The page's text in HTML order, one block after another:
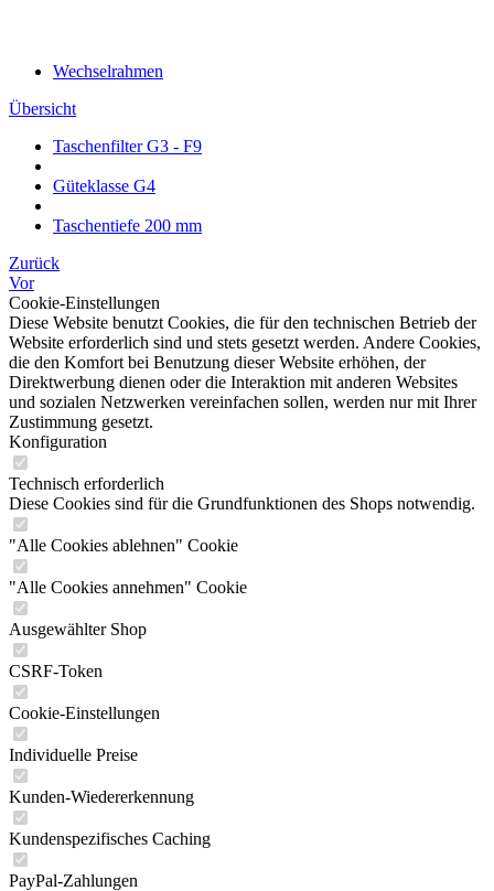
Wechselrahmen
Übersicht
Taschenfilter G3 - F9
Güteklasse G4
Taschentiefe 200 mm
Zurück
Vor
Cookie-Einstellungen
Diese Website benutzt Cookies, die für den technischen Betrieb der
Website erforderlich sind und stets gesetzt werden. Andere Cookies,
die den Komfort bei Benutzung dieser Website erhöhen, der
Direktwerbung dienen oder die Interaktion mit anderen Websites
und sozialen Netzwerken vereinfachen sollen, werden nur mit Ihrer
Zustimmung gesetzt.
Konfiguration
Technisch erforderlich
Diese Cookies sind für die Grundfunktionen des Shops notwendig.
"Alle Cookies ablehnen" Cookie
"Alle Cookies annehmen" Cookie
Ausgewählter Shop
CSRF-Token
Cookie-Einstellungen
Individuelle Preise
Kunden-Wiedererkennung
Kundenspezifisches Caching
PayPal-Zahlungen